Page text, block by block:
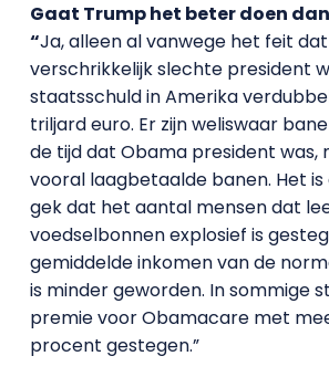
Gaat Trump het beter doen
“Ja, alleen al vanwege het feit
verschrikkelijk slechte president
staatsschuld in Amerika
triljard euro. Er zijn weliswaar
de tijd dat Obama president was,
vooral laagbetaalde banen. Het is
gek dat het aantal mensen dat
voedselbonnen explosief is
gemiddelde inkomen van de
is minder geworden. In sommige
premie voor Obamacare met
procent gestegen.”